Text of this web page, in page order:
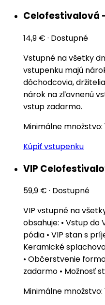
Celofestivalová
14,9 € · Dostupné
Vstupné na všetky
vstupenku majú
dôchodcovia,
nárok na zľavnenú
vstup zadarmo.
Minimálne množstvo:
Kúpiť vstupenku
VIP
59,9 € · Dostupné
VIP vstupné na
obsahuje: • Vstup do
pódia • VIP stan s
Keramické
• Občerstvenie
zadarmo • Možnosť
Minimálne množstvo: